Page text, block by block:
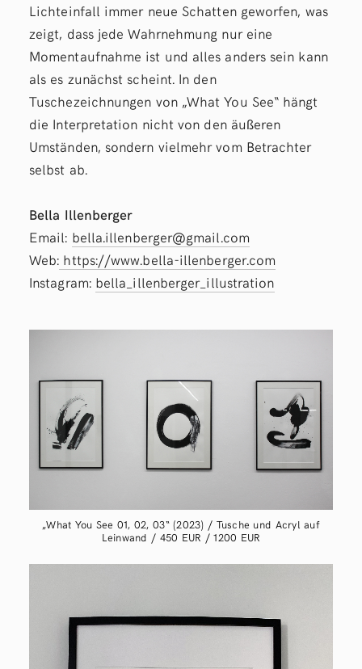
Lichteinfall immer neue Schatten geworfen, was
zeigt, dass jede Wahrnehmung nur eine
Momentaufnahme ist und alles anders sein kann
als es zunächst scheint. In den
Tuschezeichnungen von „What You See“ hängt
die Interpretation nicht von den äußeren
Umständen, sondern vielmehr vom Betrachter
selbst ab.
Bella Illenberger
Email: bella.illenberger@gmail.com
Web: https://www.bella-illenberger.com
Instagram: bella_illenberger_illustration
„What You See 01, 02, 03“ (2023) / Tusche und Acryl auf
Leinwand / 450 EUR / 1200 EUR